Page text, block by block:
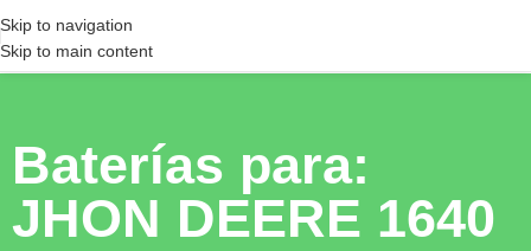
Skip to navigation
Skip to main content
Baterías para:
JHON DEERE 1640